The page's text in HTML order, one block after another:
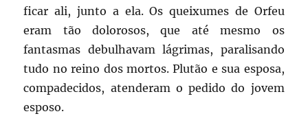
ficar ali, junto a ela. Os queixumes de Orfeu
eram tão dolorosos, que até mesmo os
fantasmas debulhavam lágrimas, paralisando
tudo no reino dos mortos. Plutão e sua esposa,
compadecidos, atenderam o pedido do jovem
esposo.